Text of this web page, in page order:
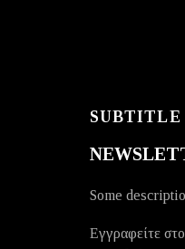
SUBTITLE
Some
Εγγραφείτε